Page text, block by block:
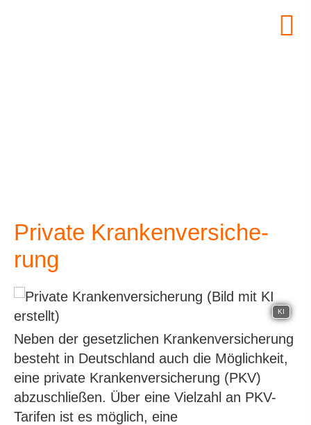
Private Kranken­ver­si­che­
rung
KI
Neben der gesetzlichen Kranken­ver­si­che­rung
besteht in Deutschland auch die Möglichkeit,
eine private Kranken­ver­si­che­rung (PKV)
abzuschließen. Über eine Vielzahl an PKV-
Tarifen ist es möglich, eine